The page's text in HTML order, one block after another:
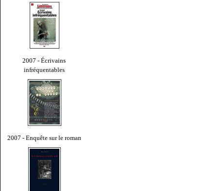
2007 - Écrivains
infréquentables
2007 - Enquête sur le roman